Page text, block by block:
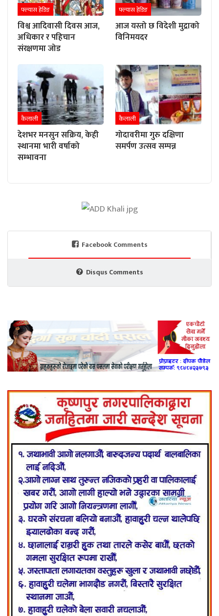
फ्ल्यास हेडिङ
विश्व आदिवासी दिवस आज,
अधिकार र पहिचान
संरक्षणमा जोड
फ्ल्यास हेडिङ
आज यस्तो छ विदेशी मुद्राको
विनिमयदर
कैलाली
देशभर मनसुन सक्रिय, केही
स्थानमा भारी वर्षाको
सम्भावना
कैलाली
गोदावरीमा गुरु दक्षिणा
समर्पण उत्सव सम्पन्न
Facebook Comments
Disqus Comments